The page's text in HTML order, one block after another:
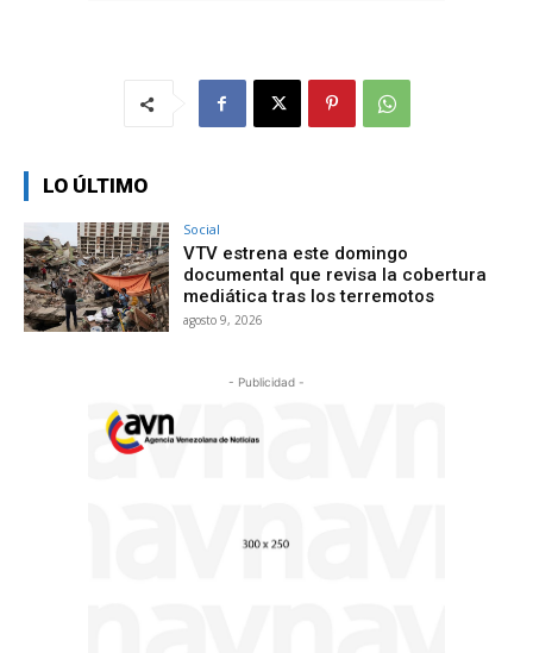
LO ÚLTIMO
Social
VTV estrena este domingo
documental que revisa la cobertura
mediática tras los terremotos
agosto 9, 2026
- Publicidad -